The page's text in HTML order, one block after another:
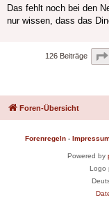
Das fehlt noch bei den
nur wissen, dass das
126 Beiträge
Foren-Übersicht
Forenregeln -
Powered by
Logo